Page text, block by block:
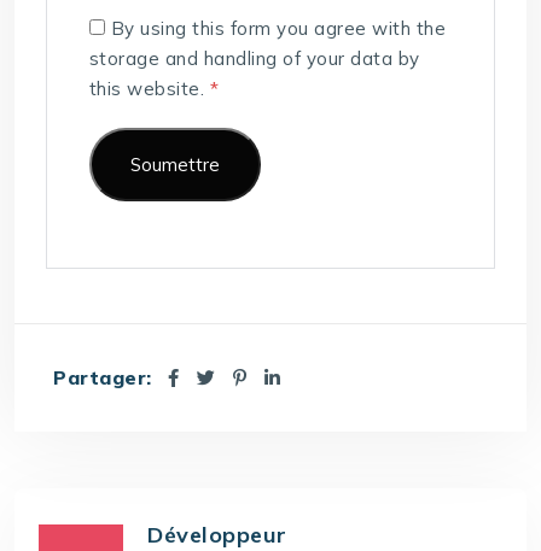
By using this form you agree with the
storage and handling of your data by
this website. *
Partager:
Développeur